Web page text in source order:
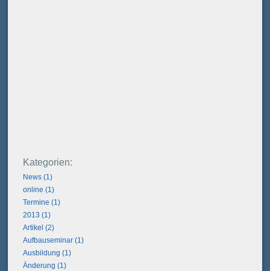
News (1)
online (1)
Termine (1)
2013 (1)
Artikel (2)
Aufbauseminar (1)
Ausbildung (1)
Änderung (1)